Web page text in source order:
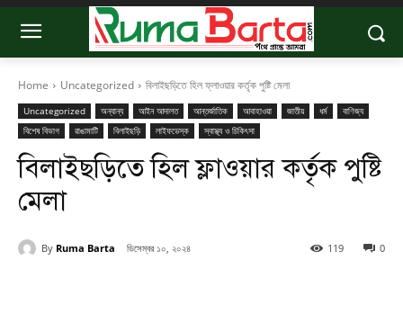
Home Uncategorized বিলাইছড়িতে হিল ফ্লাওয়ার কর্তৃক পুষ্টি মেলা
Uncategorized অন্যান্য আইন আদালত আন্তর্জাতিক আবাহাওয়া জাতীয় ধর্ম
বাণিজ্য
বিশেষ বিভাগ
রাঙামাটি বিলাইছড়ি লাইফডেস্ক স্বাস্থ্য ও চিকিৎসা
বিলাইছড়িতে হিল ফ্লাওয়ার কর্তৃক পুষ্টি
মেলা
By Ruma Barta ডিসেম্বর ১০, ২০২৪ 0
119